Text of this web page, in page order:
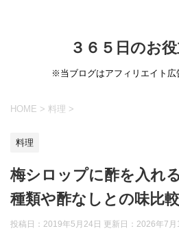
３６５日のお
※当ブログはアフィリエイト広
HOME > 料理 >
料理
梅シロップに酢を入れ
種類や酢なしとの味比較
投稿日：2019年5月24日 更新日： 2026年7月